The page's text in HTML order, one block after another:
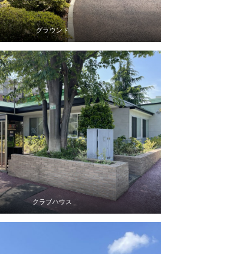
グラウンド
クラブハウス